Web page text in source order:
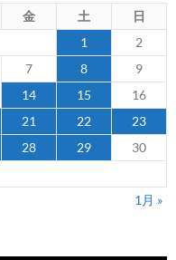
金 土
日
1
2
7 8
9
14 15
16
21 22
23
28 29
30
1月 »